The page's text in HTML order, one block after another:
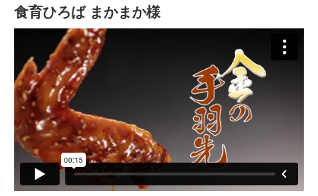
食育ひろば まかまか様